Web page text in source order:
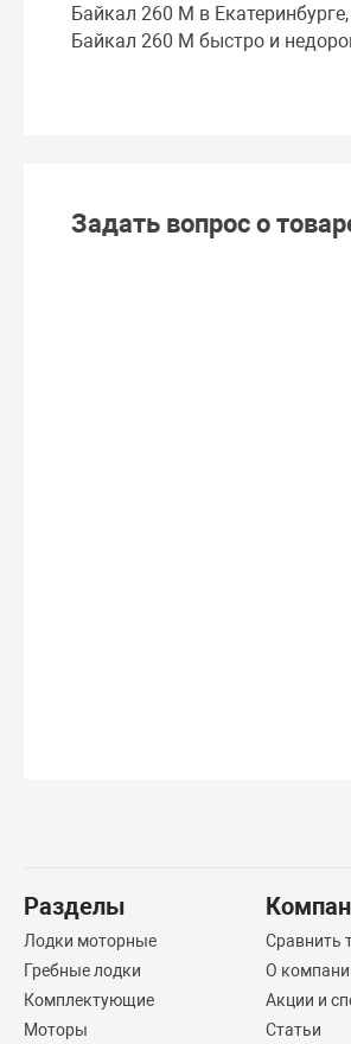
Байкал 260 М в
Байкал 260 М быстро и
Задать вопрос о
Разделы
Лодки моторные
Гребные лодки
Комплектующие
Моторы
Сравнить
О
Акции и
Статьи